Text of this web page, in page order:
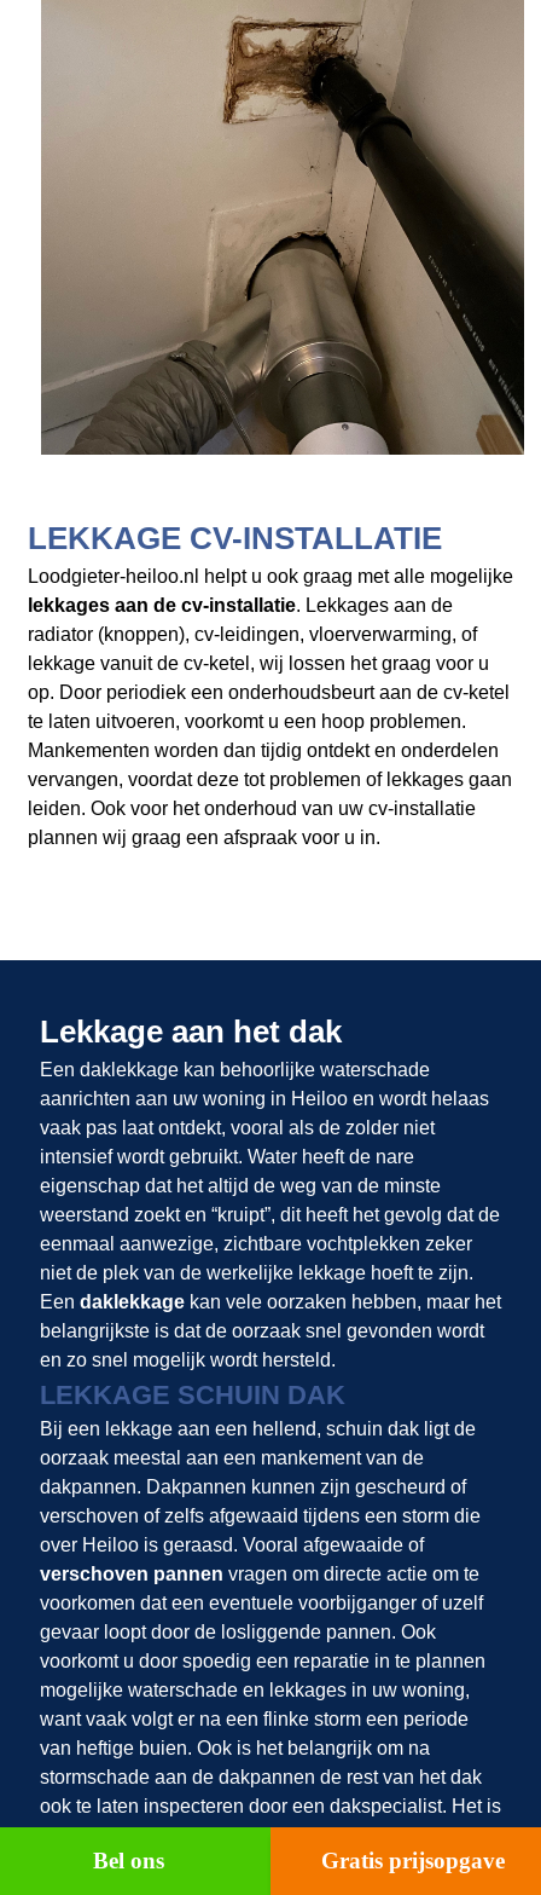
LEKKAGE CV-INSTALLATIE
Loodgieter-heiloo.nl helpt u ook graag met alle mogelijke
lekkages aan de cv-installatie. Lekkages aan de
radiator (knoppen), cv-leidingen, vloerverwarming, of
lekkage vanuit de cv-ketel, wij lossen het graag voor u
op. Door periodiek een onderhoudsbeurt aan de cv-ketel
te laten uitvoeren, voorkomt u een hoop problemen.
Mankementen worden dan tijdig ontdekt en onderdelen
vervangen, voordat deze tot problemen of lekkages gaan
leiden. Ook voor het onderhoud van uw cv-installatie
plannen wij graag een afspraak voor u in.
Lekkage aan het dak
Een daklekkage kan behoorlijke waterschade
aanrichten aan uw woning in Heiloo en wordt helaas
vaak pas laat ontdekt, vooral als de zolder niet
intensief wordt gebruikt. Water heeft de nare
eigenschap dat het altijd de weg van de minste
weerstand zoekt en “kruipt”, dit heeft het gevolg dat de
eenmaal aanwezige, zichtbare vochtplekken zeker
niet de plek van de werkelijke lekkage hoeft te zijn.
Een daklekkagekan vele oorzaken hebben, maar het
belangrijkste is dat de oorzaak snel gevonden wordt
en zo snel mogelijk wordt hersteld.
LEKKAGE SCHUIN DAK
Bij een lekkage aan een hellend, schuin dak ligt de
oorzaak meestal aan een mankement van de
dakpannen. Dakpannen kunnen zijn gescheurd of
verschoven of zelfs afgewaaid tijdens een storm die
over Heiloo is geraasd. Vooral afgewaaide of
verschoven pannen vragen om directe actie om te
voorkomen dat een eventuele voorbijganger of uzelf
gevaar loopt door de losliggende pannen. Ook
voorkomt u door spoedig een reparatie in te plannen
mogelijke waterschade en lekkages in uw woning,
want vaak volgt er na een flinke storm een periode
van heftige buien. Ook is het belangrijk om na
stormschade aan de dakpannen de rest van het dak
ook te laten inspecteren door een dakspecialist. Het is
verschoven of loszitten, dan zo op het eerste oog
Bel ons Gratis prijsopgave